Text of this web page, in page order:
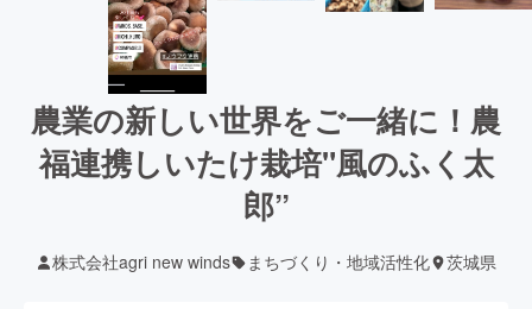
農業の新しい世界をご一緒に！農
福連携しいたけ栽培"風のふく太
郎”
株式会社agri new winds まちづくり・地域活性化 茨城県